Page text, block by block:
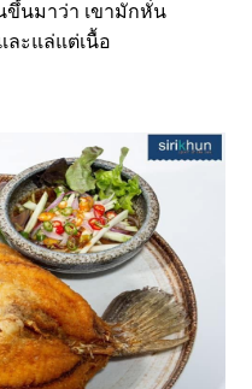
ขึ้นมาว่า เขามักหั่น
ละแล่แต่เนื้อ